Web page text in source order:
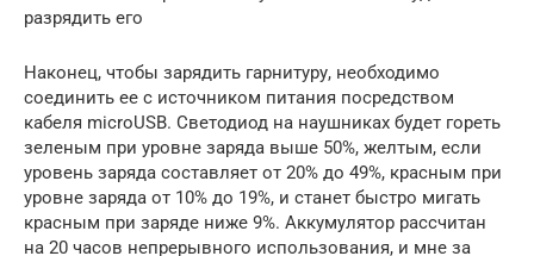
разрядить его
Наконец, чтобы зарядить гарнитуру, необходимо
соединить ее с источником питания посредством
кабеля microUSB. Светодиод на наушниках будет гореть
зеленым при уровне заряда выше 50%, желтым, если
уровень заряда составляет от 20% до 49%, красным при
уровне заряда от 10% до 19%, и станет быстро мигать
красным при заряде ниже 9%. Аккумулятор рассчитан
на 20 часов непрерывного использования, и мне за